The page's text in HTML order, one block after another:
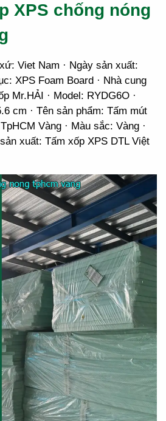
XPS chống nóng
Viet Nam · Ngày sản xuất:
XPS Foam Board · Nhà cung
Mr.HẢI · Model: RYDG6O ·
cm · Tên sản phẩm: Tấm mút
Vàng · Màu sắc: Vàng ·
xuất: Tấm xốp XPS DTL Việt